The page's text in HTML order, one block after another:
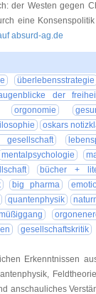
der Westen gegen
eine
absurd-ag.de
überlebensstrategie
der
orgonomie
oskars
gesellschaft
mentalpsychologie
bücher +
big pharma
quantenphysik
gesellschaftskritik
Erkenntnissen
anschauliches